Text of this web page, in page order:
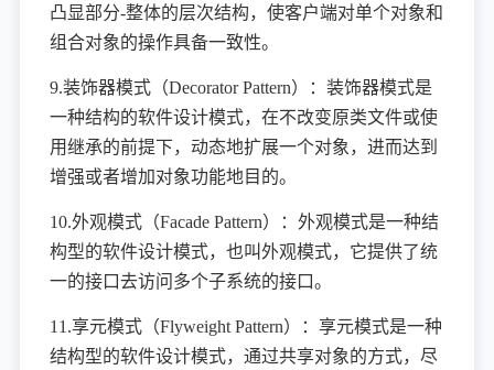
凸显部分-整体的层次结构，使客户端对单个对象和
组合对象的操作具备一致性。
9.装饰器模式（Decorator Pattern）：装饰器模式是
一种结构的软件设计模式，在不改变原类文件或使
用继承的前提下，动态地扩展一个对象，进而达到
增强或者增加对象功能地目的。
10.外观模式（Facade Pattern）：外观模式是一种结
构型的软件设计模式，也叫外观模式，它提供了统
一的接口去访问多个子系统的接口。
11.享元模式（Flyweight Pattern）：享元模式是一种
结构型的软件设计模式，通过共享对象的方式，尽